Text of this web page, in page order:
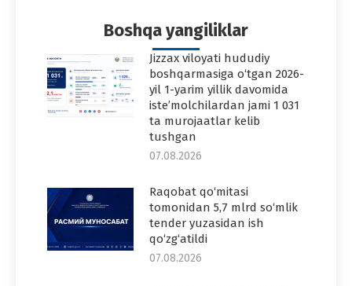
Boshqa yangiliklar
Jizzax viloyati hududiy
boshqarmasiga o‘tgan 2026-
yil 1-yarim yillik davomida
iste’molchilardan jami 1 031
ta murojaatlar kelib
tushgan
07.08.2026
Raqobat qo‘mitasi
tomonidan 5,7 mlrd so‘mlik
tender yuzasidan ish
qo‘zg‘atildi
07.08.2026